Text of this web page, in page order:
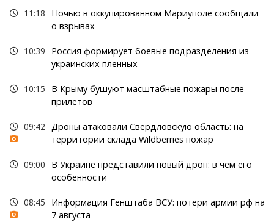
11:18
Ночью в оккупированном Мариуполе сообщали
о взрывах
10:39
Россия формирует боевые подразделения из
украинских пленных
10:15
В Крыму бушуют масштабные пожары после
прилетов
09:42 Дроны атаковали Свердловскую область: на
территории склада Wildberries пожар
09:00
В Украине представили новый дрон: в чем его
особенности
08:45
Информация Генштаба ВСУ: потери армии рф на
7 августа